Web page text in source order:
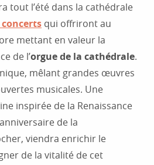
tout l’été dans la cathédrale
qui offriront au
mettant en valeur la
de l’orgue de la cathédrale.
mêlant grandes œuvres
musicales. Une
inspirée de la Renaissance
de la
viendra enrichir le
de la vitalité de cet